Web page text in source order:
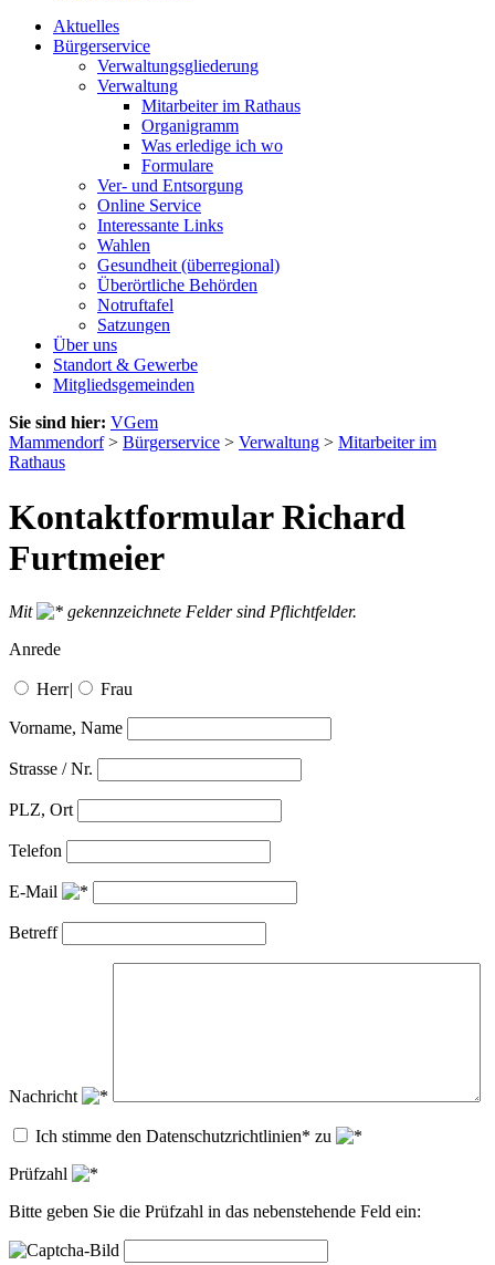
Aktuelles
Bürgerservice
Verwaltungsgliederung
Verwaltung
Mitarbeiter im Rathaus
Organigramm
Was erledige ich wo
Formulare
Ver- und Entsorgung
Online Service
Interessante Links
Wahlen
Gesundheit (überregional)
Überörtliche Behörden
Notruftafel
Satzungen
Über uns
Standort & Gewerbe
Mitgliedsgemeinden
Sie sind hier: VGem
Mammendorf> Bürgerservice > Verwaltung > Mitarbeiter im
Rathaus
Kontaktformular Richard
Furtmeier
Mit
gekennzeichnete Felder sind Pflichtfelder.
Anrede
Herr| Frau
Vorname, Name
Strasse / Nr.
PLZ, Ort
Telefon
E-Mail
Betreff
Nachricht
Ich stimme den Datenschutzrichtlinien* zu
Prüfzahl
Bitte geben Sie die Prüfzahl in das nebenstehende Feld ein: